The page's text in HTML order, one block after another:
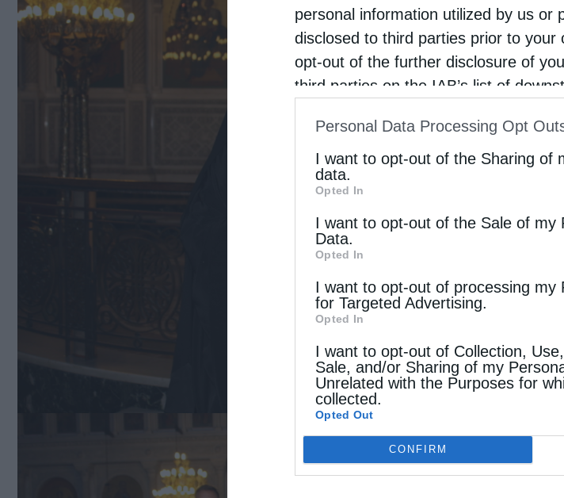
personal information utilized by us or
disclosed to third parties prior to your
opt-out of the further disclosure of
third parties on the IAB’s list of
IAB’s List of Downstream Participants
other third parties.
Personal Data Processing Opt
I want to opt-out of the Sharing of
data.
Opted In
I want to opt-out of the Sale of my
Data.
Opted In
I want to opt-out of processing my
for Targeted Advertising.
Opted In
I want to opt-out of Collection,
Sale, and/or Sharing of my
Unrelated with the Purposes for
collected.
Opted Out
CONFIRM